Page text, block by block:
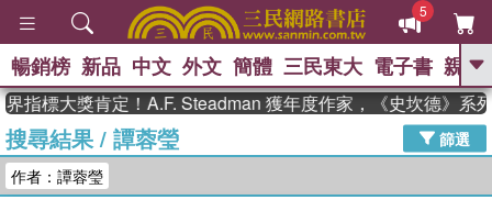
5
GO
The Odyssey 、
父親節 、 如果歷史是一群喵 、 暑期
暢銷榜 新品 中文 外文 簡體 三民東大 電子書 親子
指標大獎肯定！A.F. Steadman 獲年度作家，《史坎德》系
搜尋結果/ 譚蓉瑩
篩選
作者：譚蓉瑩